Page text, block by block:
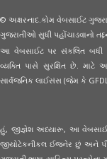
© અક્ષરનાદ.કોમ વેબસાઈટ
ગુજરાતીઓ સુધી પહોંચાડવાનો
આ વેબસાઈટ પર સંકલિત બધી જ
વ્યક્તિ પાસે સુરક્ષિત છે.
સાર્વજનિક લાઈસંસ (જેમ કે
હું, જીજ્ઞેશ અધ્યારૂ, આ
જીયોટેકનીકલ ઈજનેર છું અને